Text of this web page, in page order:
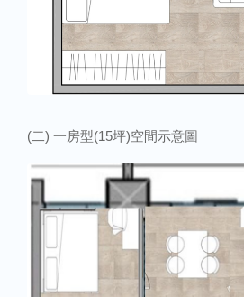
(二) 一房型(15坪)空間示意圖